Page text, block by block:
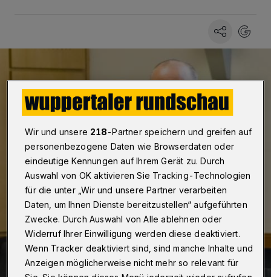
Wir und unsere 218-Partner speichern und greifen auf
personenbezogene Daten wie Browserdaten oder
eindeutige Kennungen auf Ihrem Gerät zu. Durch
Auswahl von OK aktivieren Sie Tracking-Technologien
für die unter „Wir und unsere Partner verarbeiten
Daten, um Ihnen Dienste bereitzustellen“ aufgeführten
Zwecke. Durch Auswahl von Alle ablehnen oder
Widerruf Ihrer Einwilligung werden diese deaktiviert.
Wenn Tracker deaktiviert sind, sind manche Inhalte und
Anzeigen möglicherweise nicht mehr so relevant für